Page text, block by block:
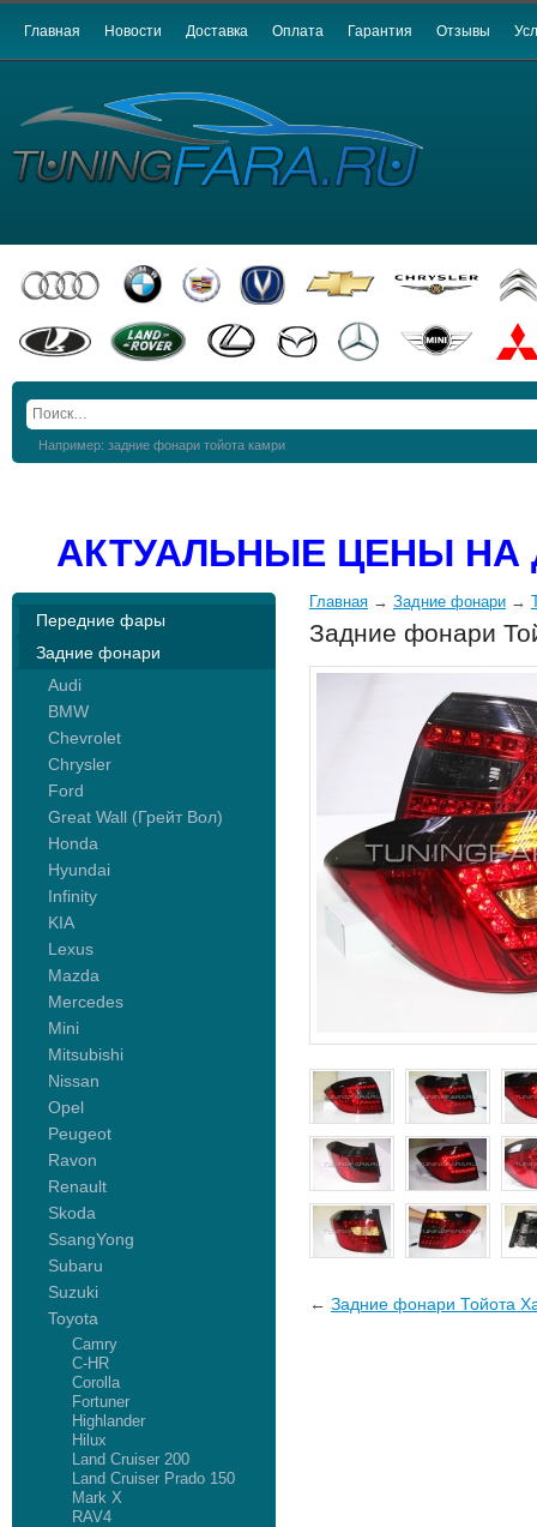
Главная Новости Доставка Оплата Гарантия Отзывы
Например: задние фонари тойота камри
АКТУАЛЬНЫЕ ЦЕНЫ
Передние фары
Задние фонари
Audi
BMW
Chevrolet
Chrysler
Ford
Great Wall (Грейт Вол)
Honda
Hyundai
Infinity
KIA
Lexus
Mazda
Mercedes
Mini
Mitsubishi
Nissan
Opel
Peugeot
Ravon
Renault
Skoda
SsangYong
Subaru
Suzuki
Toyota
Camry
C-HR
Corolla
Fortuner
Highlander
Hilux
Land Cruiser 200
Land Cruiser Prado 150
Mark X
RAV4
Главная → Задние фонари →
Задние фонари
← Задние фонари Тойота